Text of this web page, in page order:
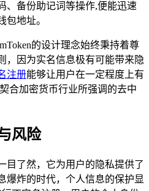
、备份助记词等操作,便能迅速
包地址。
的设计理念始终秉持着尊
，因为实名信息极有可能带来隐
注册能够让用户在一定程度上有
合加密货币行业所强调的去中
风险
目了然，它为用户的隐私提供了
爆炸的时代，个人信息的保护显